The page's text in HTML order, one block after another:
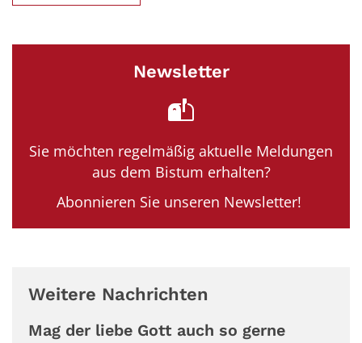
Newsletter
Sie möchten regelmäßig aktuelle Meldungen
aus dem Bistum erhalten?
Abonnieren Sie unseren Newsletter!
Weitere Nachrichten
Mag der liebe Gott auch so gerne